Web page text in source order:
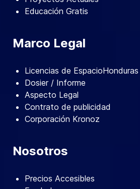
Educación Gratis
Marco Legal
Licencias de EspacioHonduras
Dosier / Informe
Aspecto Legal
Contrato de publicidad
Corporación Kronoz
Nosotros
Precios Accesibles